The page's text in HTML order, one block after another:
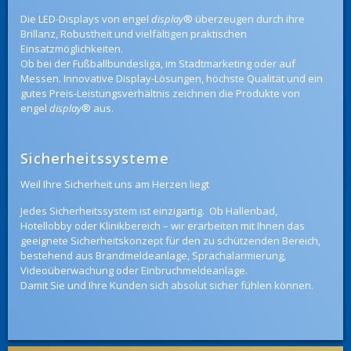
Die LED-Displays von engel display® überzeugen durch ihre
Brillanz, Robustheit und vielfältigen praktischen
Einsatzmöglichkeiten.
Ob bei der Fußballbundesliga, im Stadtmarketing oder auf
Messen. Innovative Display-Lösungen, höchste Qualität und ein
gutes Preis-Leistungsverhältnis zeichnen die Produkte von
engel display® aus.
Sicherheitssysteme
Weil Ihre Sicherheit uns am Herzen liegt
Jedes Sicherheitssystem ist einzigartig. Ob Hallenbad,
Hotellobby oder Klinikbereich – wir erarbeiten mit Ihnen das
geeignete Sicherheitskonzept für den zu schützenden Bereich,
bestehend aus Brandmeldeanlage, Sprachalarmierung,
Videoüberwachung oder Einbruchmeldeanlage.
Damit Sie und Ihre Kunden sich absolut sicher fühlen können.